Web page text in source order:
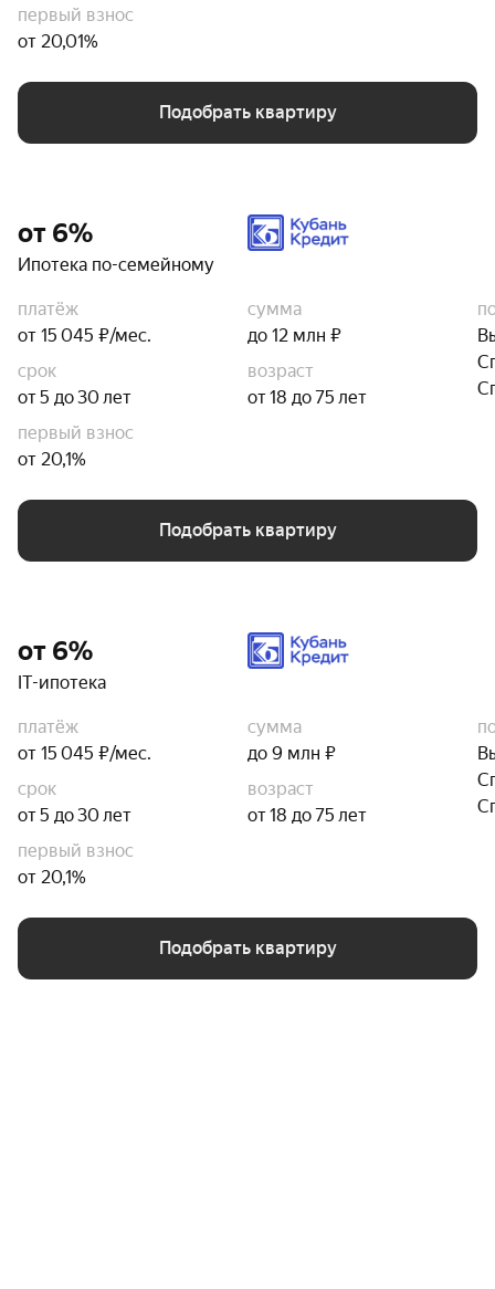
первый взнос
от 20,01%
Подобрать квартиру
от 6%
Ипотека по-семейному
платёж
от 15 045 ₽/мес.
сумма
до 12 млн ₽
срок
от 5 до 30 лет
возраст
от 18 до 75 лет
первый взнос
от 20,1%
Подобрать квартиру
от 6%
IT-ипотека
платёж
от 15 045 ₽/мес.
сумма
до 9 млн ₽
срок
от 5 до 30 лет
возраст
от 18 до 75 лет
первый взнос
от 20,1%
Подобрать квартиру